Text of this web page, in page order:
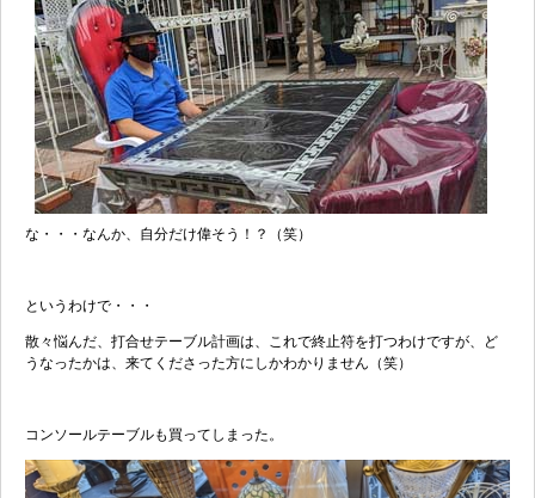
な・・・なんか、自分だけ偉そう！？（笑）
というわけで・・・
散々悩んだ、打合せテーブル計画は、これで終止符を打つわけですが、ど
うなったかは、来てくださった方にしかわかりません（笑）
コンソールテーブルも買ってしまった。